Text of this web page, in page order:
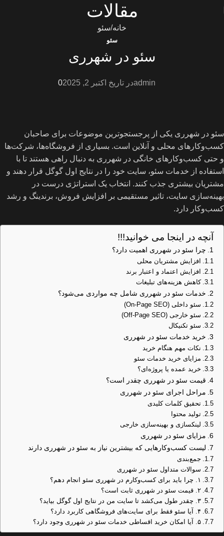
مقالات
خانه سئو
سئو
سئو در شهرری
adminدر تاریخ اکتبر 2, 2025 0
سئو در شهرری یکی از پرجستجوترین موضوعات برای صاحبان
کسب‌وکارهای محلی و آنلاین است. بسیاری از فروشگاه‌ها، شرکت‌ها
و حتی کسب‌وکارهای خانگی در شهرری به دنبال راهی هستند تا با
استفاده از خدمات سئو، سایت خود را در نتایج اول گوگل قرار دهند و
مشتریان بیشتری جذب کنند. انتخاب یک استراتژی درست در
بهینه‌سازی سایت، تاثیر مستقیمی بر افزایش فروش، برندینگ و رشد
کسب‌وکار دارد.
آنچه در اینجا می خوانید!!!
چرا سئو در شهرری اهمیت دارد؟
افزایش مشتریان محلی
افزایش اعتماد و اعتبار برند
کاهش هزینه‌های تبلیغات
خدمات سئو در شهرری شامل چه مواردی می‌شود؟
سئو داخلی (On-Page SEO)
سئو خارجی (Off-Page SEO)
سئو تکنیکال
خرید خدمات سئو در شهرری
نکات مهم هنگام خرید
مزایای خرید خدمات سئو
خرید عمده یا پروژه‌ای؟
قیمت سئو در شهرری چقدر است؟
مراحل اجرای سئو در شهرری
تحقیق کلمات کلیدی
تولید محتوا
لینکسازی و بهینه‌سازی خارجی
مزایای سئو در شهرری
لیست کسب‌وکارهایی که بیشترین نیاز به سئو در شهرری دارند
جمع‌بندی
سوالات متداول سئو در شهرری
۱. چرا باید برای کسب‌وکارم در شهرری سئو انجام دهم؟
۲. قیمت سئو در شهرری ثابت است؟
۳. چقدر طول می‌کشد تا سایت من در نتایج اول گوگل بیاید؟
۴. آیا سئو فقط برای سایت‌های فروشگاهی کاربرد دارد؟
۵. آیا امکان خرید اقساطی خدمات سئو در شهرری وجود دارد؟